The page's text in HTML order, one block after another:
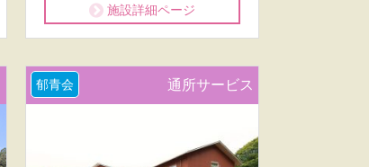
施設詳細ページ
郁青会 通所サービス